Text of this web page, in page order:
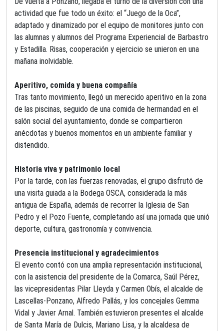
actividad que fue todo un éxito: el “Juego de la Oca”,
adaptado y dinamizado por el equipo de monitores junto con
las alumnas y alumnos del Programa Experiencial de Barbastro
y Estadilla. Risas, cooperación y ejercicio se unieron en una
mañana inolvidable.
Aperitivo, comida y buena compañía
Tras tanto movimiento, llegó un merecido aperitivo en la zona
de las piscinas, seguido de una comida de hermandad en el
salón social del ayuntamiento, donde se compartieron
anécdotas y buenos momentos en un ambiente familiar y
distendido.
Historia viva y patrimonio local
Por la tarde, con las fuerzas renovadas, el grupo disfrutó de
una visita guiada a la Bodega OSCA, considerada la más
antigua de España, además de recorrer la Iglesia de San
Pedro y el Pozo Fuente, completando así una jornada que unió
deporte, cultura, gastronomía y convivencia.
Presencia institucional y agradecimientos
El evento contó con una amplia representación institucional,
con la asistencia del presidente de la Comarca, Saúl Pérez,
las vicepresidentas Pilar Lleyda y Carmen Obís, el alcalde de
Lascellas-Ponzano, Alfredo Pallás, y los concejales Gemma
Vidal y Javier Arnal. También estuvieron presentes el alcalde
de Santa María de Dulcis, Mariano Lisa, y la alcaldesa de